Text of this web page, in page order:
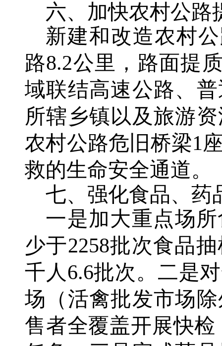
六、加快农村公路
新建和改造农村
路8.2公里，路面提
域联结高速公路、
所辖乡镇以及旅游
农村公路危旧桥梁1
救的生命安全通道。
七、强化食品、药
一是加大重点场
少于2258批次食品
千人6.6批次。二是
场（活禽批发市场
售者全覆盖开展快